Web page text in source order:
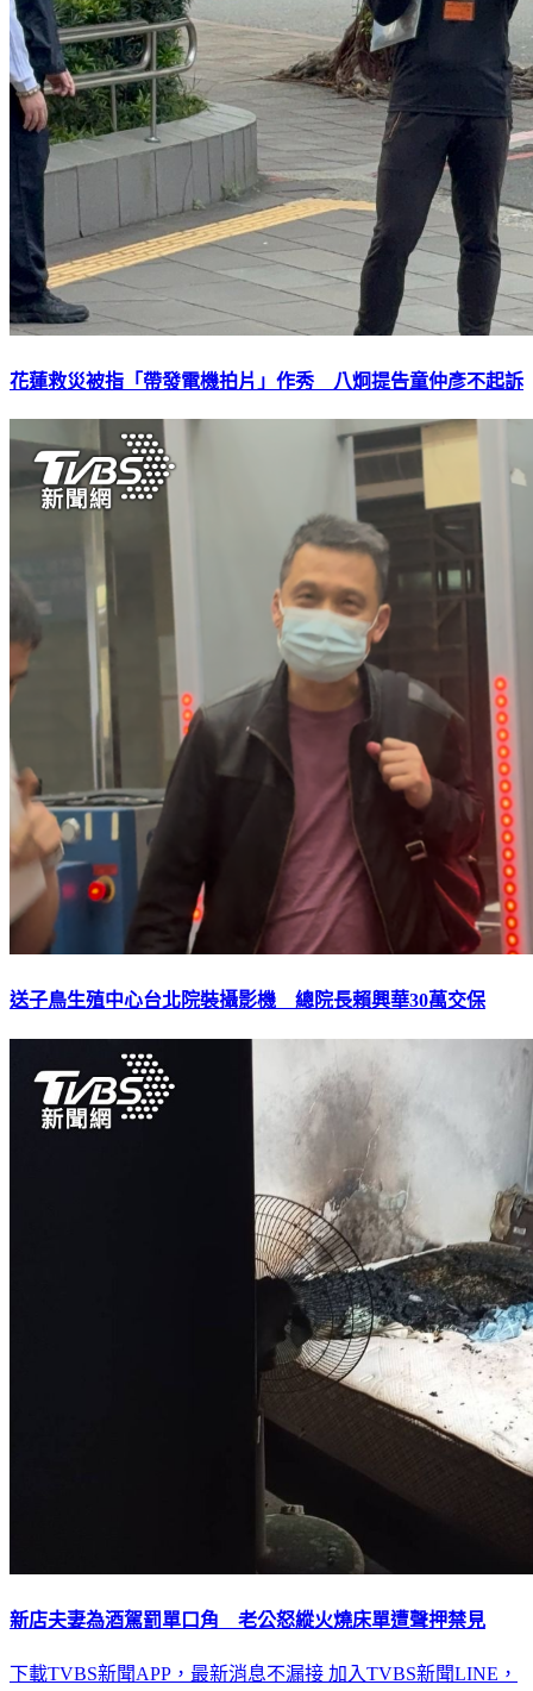
花蓮救災被指「帶發電機拍片」作秀 八炯提告童仲彥不起訴
送子鳥生殖中心台北院裝攝影機 總院長賴興華30萬交保
新店夫妻為酒駕罰單口角 老公怒縱火燒床單遭聲押禁見
下載TVBS新聞APP，最新消息不漏接 加入TVBS新聞LINE，